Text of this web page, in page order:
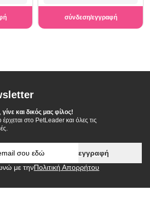
σύνδεση/εγγραφή
γίνε και δικός μας φίλος!
στο PetLeader και όλες τις
εγγραφή
με τηνΠολιτική Απορρήτου